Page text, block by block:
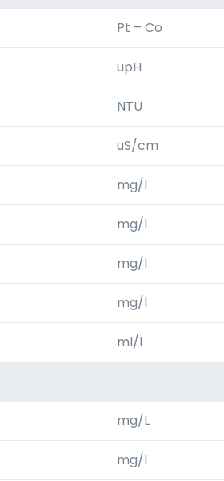
Pt – Co
upH
NTU
uS/cm
mg/l
mg/l
mg/l
mg/l
ml/l
mg/L
mg/l